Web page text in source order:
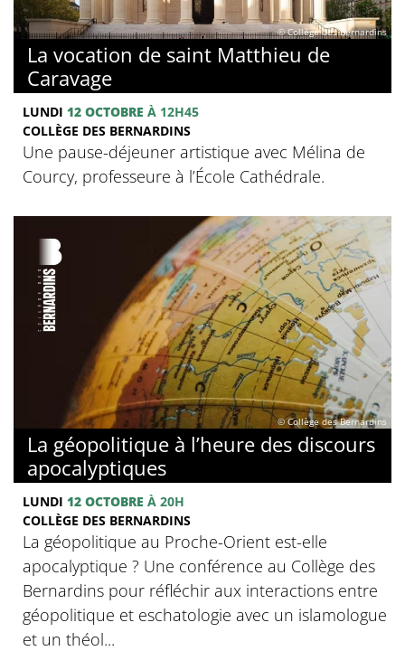
© Collège des Bernardins
La vocation de saint Matthieu de
Caravage
LUNDI 12 OCTOBRE À 12H45
COLLÈGE DES BERNARDINS
Une pause-déjeuner artistique avec Mélina de
Courcy, professeure à l’École Cathédrale.
© Collège des Bernardins
La géopolitique à l’heure des discours
apocalyptiques
LUNDI 12 OCTOBRE À 20H
COLLÈGE DES BERNARDINS
La géopolitique au Proche-Orient est-elle
apocalyptique ? Une conférence au Collège des
Bernardins pour réfléchir aux interactions entre
géopolitique et eschatologie avec un islamologue
et un théol...